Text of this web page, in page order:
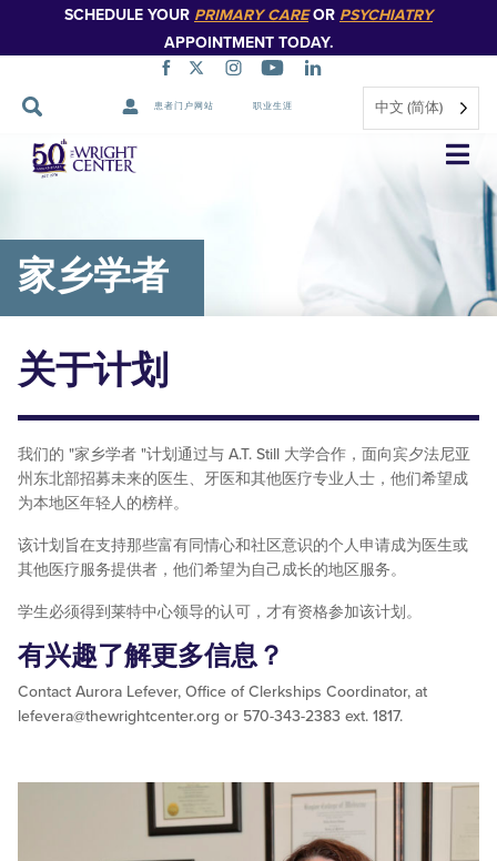
SCHEDULE YOUR PRIMARY CAREOR PSYCHIATRY
APPOINTMENT TODAY.
患者门户网站 职业生涯 中文 (简体)
跳
过
家乡学者
关于计划
我们的 "家乡学者 "计划通过与 A.T. Still 大学合作，面向宾夕法尼亚
州东北部招募未来的医生、牙医和其他医疗专业人士，他们希望成
为本地区年轻人的榜样。
该计划旨在支持那些富有同情心和社区意识的个人申请成为医生或
其他医疗服务提供者，他们希望为自己成长的地区服务。
学生必须得到莱特中心领导的认可，才有资格参加该计划。
有兴趣了解更多信息？
Contact Aurora Lefever, Office of Clerkships Coordinator, at
lefevera@thewrightcenter.org or 570-343-2383 ext. 1817.